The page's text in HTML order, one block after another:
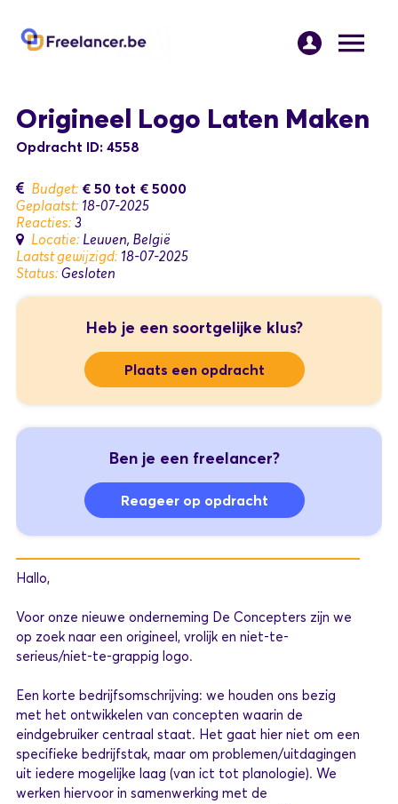
Origineel Logo Laten Maken
Opdracht ID: 4558
Budget: € 50 tot € 5000
Geplaatst: 18-07-2025
Reacties: 3
Locatie: Leuven, België
Laatst gewijzigd: 18-07-2025
Status: Gesloten
Heb je een soortgelijke klus?
Plaats een opdracht
Ben je een freelancer?
Reageer op opdracht
Hallo,
Voor onze nieuwe onderneming De Concepters zijn we
op zoek naar een origineel, vrolijk en niet-te-
serieus/niet-te-grappig logo.
Een korte bedrijfsomschrijving: we houden ons bezig
met het ontwikkelen van concepten waarin de
eindgebruiker centraal staat. Het gaat hier niet om een
specifieke bedrijfstak, maar om problemen/uitdagingen
uit iedere mogelijke laag (van ict tot planologie). We
werken hiervoor in samenwerking met de